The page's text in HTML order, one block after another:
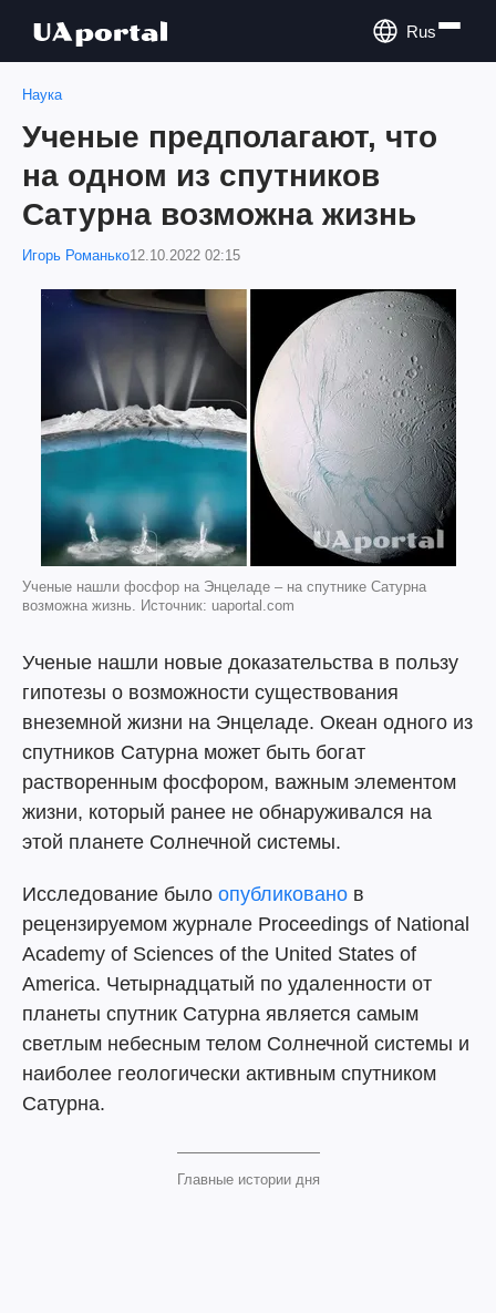
Rus
Наука
Ученые предполагают, что
на одном из спутников
Сатурна возможна жизнь
Игорь Романько12.10.2022 02:15
Ученые нашли фосфор на Энцеладе – на спутнике Сатурна
возможна жизнь. Источник: uaportal.com
Ученые нашли новые доказательства в пользу
гипотезы о возможности существования
внеземной жизни на Энцеладе. Океан одного из
спутников Сатурна может быть богат
растворенным фосфором, важным элементом
жизни, который ранее не обнаруживался на
этой планете Солнечной системы.
Исследование было опубликовано в
рецензируемом журнале Proceedings of National
Academy of Sciences of the United States of
America. Четырнадцатый по удаленности от
планеты спутник Сатурна является самым
светлым небесным телом Солнечной системы и
наиболее геологически активным спутником
Сатурна.
Главные истории дня